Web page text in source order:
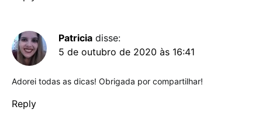
Patricia disse:
5 de outubro de 2020 às 16:41
Adorei todas as dicas! Obrigada por compartilhar!
Reply